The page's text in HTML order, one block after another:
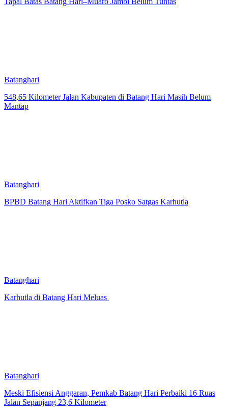
Batanghari
548,65 Kilometer Jalan Kabupaten di Batang Hari Masih Belum
Mantap
Batanghari
BPBD Batang Hari Aktifkan Tiga Posko Satgas Karhutla
Batanghari
Karhutla di Batang Hari Meluas
Batanghari
Meski Efisiensi Anggaran, Pemkab Batang Hari Perbaiki 16 Ruas
Jalan Sepanjang 23,6 Kilometer